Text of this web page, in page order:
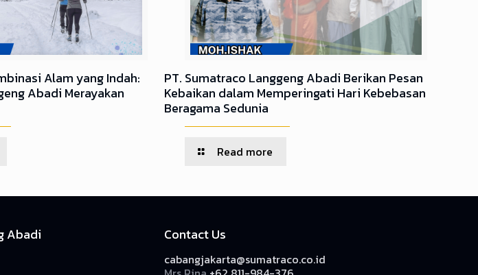
Alam yang Indah:
Abadi Merayakan
PT. Sumatraco Langgeng Abadi Berikan Pesan
Kebaikan dalam Memperingati Hari Kebebasan
Beragama Sedunia
Read more
Abadi Contact Us
cabangjakarta@sumatraco.co.id